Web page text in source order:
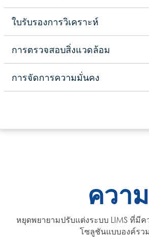
ใบรับรองการวิเคราะห์
การตรวจสอบสิ่งแวดล้อม
การจัดการความมั่นคง
ควา
หยุดพยายามปรับแต่งระบบ LIMS ที่มี
โซลูชันแบบองค์รว